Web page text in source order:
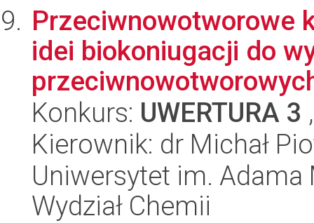
Przeciwnowotworowe
idei biokoniugacji do
Konkurs: UWERTURA 3
Kierownik: dr Michał
Uniwersytet im.
Wydział Chemii